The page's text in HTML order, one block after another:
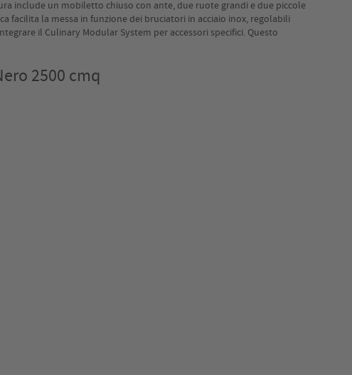
include un mobiletto chiuso con ante, due ruote grandi e due piccole
facilita la messa in funzione dei bruciatori in acciaio inox, regolabili
il Culinary Modular System per accessori specifici. Questo
2500 cmq